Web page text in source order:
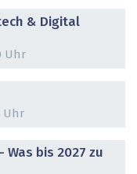
& Digital
Uhr
Uhr
Was bis 2027 zu